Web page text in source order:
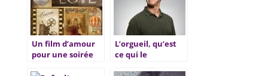
Un film d’amour
pour une soirée
L’orgueil, qu’est
ce qui le